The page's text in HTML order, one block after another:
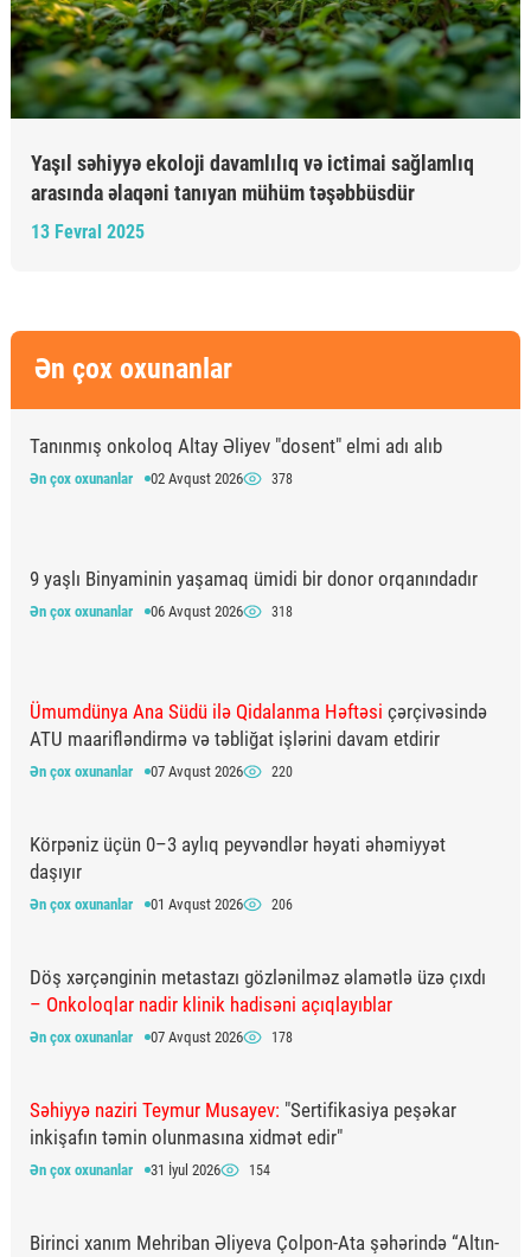
Yaşıl səhiyyə ekoloji davamlılıq və ictimai sağlamlıq
arasında əlaqəni tanıyan mühüm təşəbbüsdür
13 Fevral 2025
Ən çox oxunanlar
Tanınmış onkoloq Altay Əliyev "dosent" elmi adı alıb
Ən çox oxunanlar 02 Avqust 2026 378
9 yaşlı Binyaminin yaşamaq ümidi bir donor orqanındadır
Ən çox oxunanlar 06 Avqust 2026 318
Ümumdünya Ana Südü ilə Qidalanma Həftəsi çərçivəsində
Ən çox oxunanlar 07 Avqust 2026 220
Körpəniz üçün 0–3 aylıq peyvəndlər həyati əhəmiyyət
daşıyır
Ən çox oxunanlar 01 Avqust 2026 206
Döş xərçənginin metastazı gözlənilməz əlamətlə üzə çıxdı
– Onkoloqlar nadir klinik hadisəni açıqlayıblar
Ən çox oxunanlar 07 Avqust 2026 178
Səhiyyə naziri Teymur Musayev: "Sertifikasiya peşəkar
inkişafın təmin olunmasına xidmət edir"
Ən çox oxunanlar 31 İyul 2026 154
Birinci xanım Mehriban Əliyeva Çolpon-Ata şəhərində “Altın-